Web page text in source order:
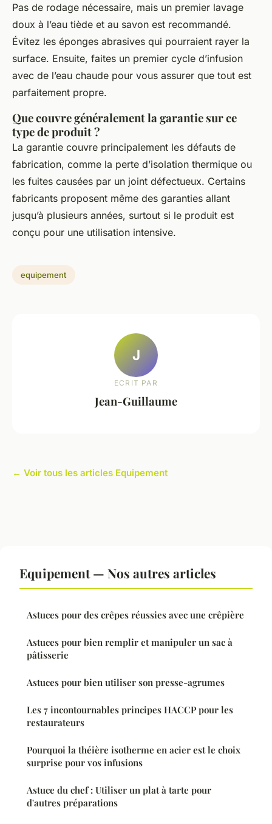
Pas de rodage nécessaire, mais un premier lavage
doux à l’eau tiède et au savon est recommandé.
Évitez les éponges abrasives qui pourraient rayer la
surface. Ensuite, faites un premier cycle d’infusion
avec de l’eau chaude pour vous assurer que tout est
parfaitement propre.
Que couvre généralement la garantie sur ce
type de produit ?
La garantie couvre principalement les défauts de
fabrication, comme la perte d’isolation thermique ou
les fuites causées par un joint défectueux. Certains
fabricants proposent même des garanties allant
jusqu’à plusieurs années, surtout si le produit est
conçu pour une utilisation intensive.
equipement
J
ECRIT PAR
Jean-Guillaume
← Voir tous les articles Equipement
Equipement — Nos autres articles
Astuces pour des crêpes réussies avec une crêpière
Astuces pour bien remplir et manipuler un sac à
pâtisserie
Astuces pour bien utiliser son presse-agrumes
Les 7 incontournables principes HACCP pour les
restaurateurs
Pourquoi la théière isotherme en acier est le choix
surprise pour vos infusions
Astuce du chef : Utiliser un plat à tarte pour
d'autres préparations